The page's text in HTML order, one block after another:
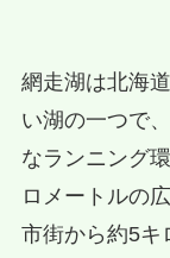
網走湖は北海
い湖の一つで
なランニング
ロメートルの
市街から約5キ